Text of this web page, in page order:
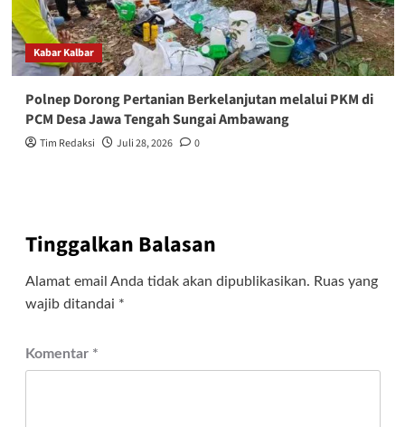
Kabar Kalbar
Polnep Dorong Pertanian Berkelanjutan melalui PKM di
PCM Desa Jawa Tengah Sungai Ambawang
Tim Redaksi Juli 28, 2026 0
Tinggalkan Balasan
Alamat email Anda tidak akan dipublikasikan. Ruas yang
wajib ditandai *
Komentar *